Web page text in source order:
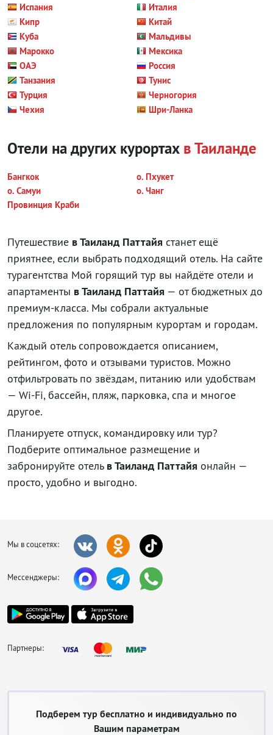
Испания
Италия
Кипр
Китай
Куба
Мальдивы
Марокко
Мексика
ОАЭ
Россия
Танзания
Тунис
Турция
Черногория
Чехия
Шри-Ланка
Отели на других курортах в Таиланде
Бангкок
о. Пхукет
о. Самуи
о. Чанг
Провинция Краби
Путешествие в Таиланд Паттайя станет ещё
приятнее, если выбрать подходящий отель. На сайте
турагентства Мой горящий тур вы найдёте отели и
апартаменты в Таиланд Паттайя — от бюджетных до
премиум-класса. Мы собрали актуальные
предложения по популярным курортам и городам.
Каждый отель сопровождается описанием,
рейтингом, фото и отзывами туристов. Можно
отфильтровать по звёздам, питанию или удобствам
— Wi-Fi, бассейн, пляж, парковка, спа и многое
другое.
Планируете отпуск, командировку или тур?
Подберите оптимальное размещение и
забронируйте отель в Таиланд Паттайя онлайн —
просто, удобно и выгодно.
Мы в соцсетях:
Мессенджеры:
Партнеры:
Подберем тур бесплатно и индивидуально по
Вашим параметрам